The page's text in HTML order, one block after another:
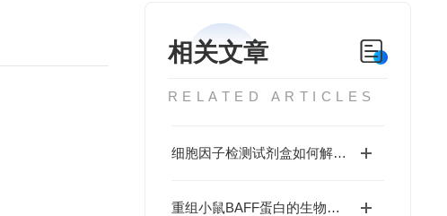
相关文章
RELATED ARTICLES
细胞因子检测试剂盒如何解码免疫调控网络？
重组小鼠BAFF蛋白的生物学特性及科研应用价值